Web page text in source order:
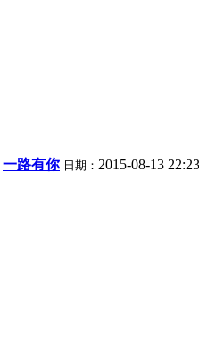
一路有你 日期： 2015-08-13